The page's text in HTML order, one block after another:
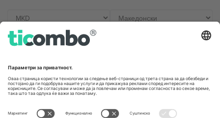
Unter den Linden 24, 10117
Berlin, Germany
167 City Road, London, Greater
Kingdom